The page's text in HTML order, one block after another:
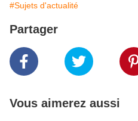
#Sujets d'actualité
Partager
Vous aimerez aussi